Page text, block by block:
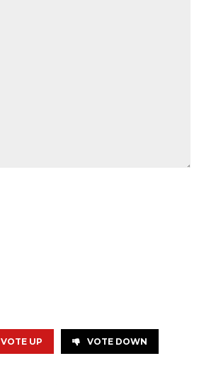
VOTE UP VOTE DOWN